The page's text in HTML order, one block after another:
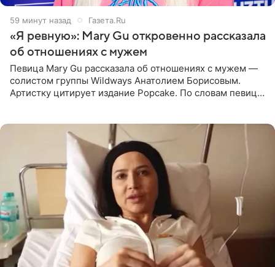
59 минут назад Газета.Ru
«Я ревную»: Mary Gu откровенно рассказала
об отношениях с мужем
Певица Mary Gu рассказала об отношениях с мужем —
солистом группы Wildways Анатолием Борисовым.
Артистку цитирует издание Popcake. По словам певицы,